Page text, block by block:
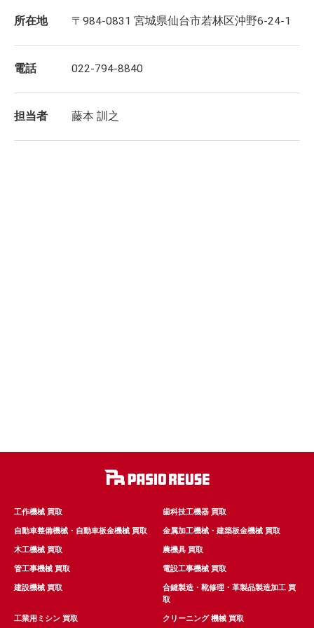
所在地 〒984-0831 宮城県仙台市若林区沖野6-24-1
電話 022-794-8840
担当者 藤本 訓之
工作機械 買取 歯科技工機器 買取
自動車整備機械・自動車板金機械 買取 金属加工機械・建築板金機械 買取
木工機械 買取 農機具 買取
管工事機械 買取 電設工事機械 買取
建設機械 買取
合鍵製造・靴修理・革製品製造加工 買
取
工業用ミシン 買取 クリーニング 機械 買取